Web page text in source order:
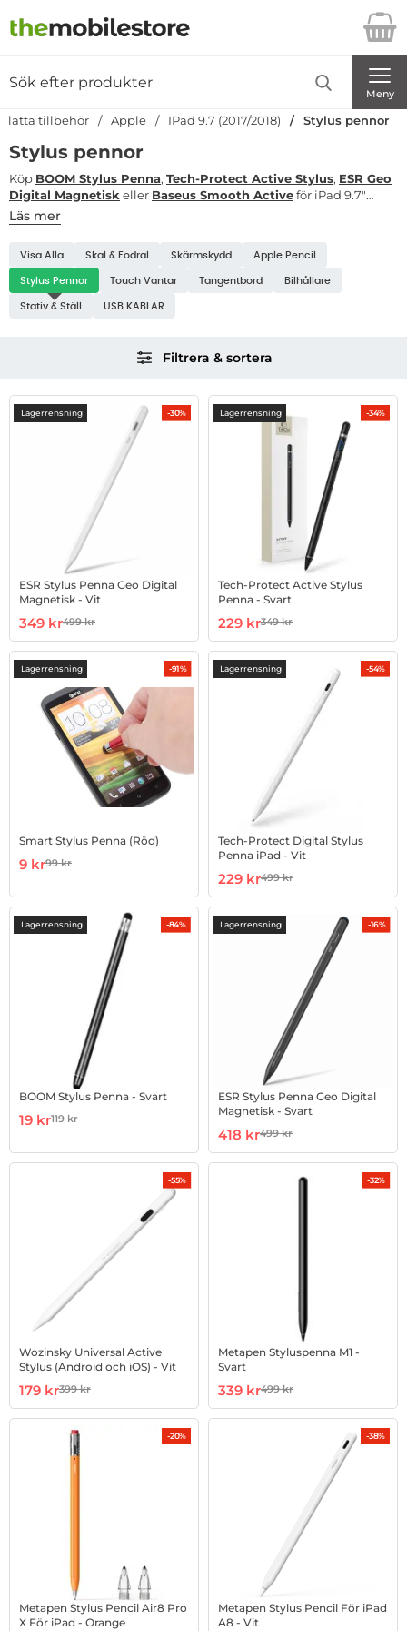
Startsidan för Danira Telecom AB
Meny
tillbehör Apple IPad 9.7 (2017/2018) Stylus pennor
Stylus pennor
Läs mer
Köp BOOM Stylus Penna, Tech-Protect Active Stylus, ESR Geo
Digital Magnetisk eller Baseus Smooth Activeför iPad 9.7"
(2017/2018)
pennor för teckning, anteckningar och precis skärmnavigering.
magnetisk laddning och köp ny mobil till bästa pris mobil.
Underkategorier
Visa Alla
IPad 9.7 (2017/2018)
Skal & Fodral Skärmskydd Apple Pencil
Stylus Pennor Touch Vantar Tangentbord Bilhållare
Stativ & Ställ USB KABLAR
Filtrera & sortera
Filtrera & sortera
produktlista
Lagerrensning -30%
ESR Stylus Penna Geo Digital
Magnetisk - Vit
Art. nr 1002981098
rea pris
349 krtidigare pris
499 kr
Lagerrensning -34%
Tech-Protect Active Stylus
Penna - Svart
Art. nr 1002964172
rea pris
229 krtidigare pris
349 kr
Lagerrensning -91%
Smart Stylus Penna (Röd)
Art. nr 8435
rea pris
9 krtidigare pris
99 kr
Lagerrensning -54%
Tech-Protect Digital Stylus
Penna iPad - Vit
Art. nr 1002842208
rea pris
229 krtidigare pris
499 kr
Lagerrensning -84%
BOOM Stylus Penna - Svart
Art. nr 1002914479
rea pris
19 krtidigare pris
119 kr
Lagerrensning -16%
ESR Stylus Penna Geo Digital
Magnetisk - Svart
Art. nr 1002981101
rea pris
418 krtidigare pris
499 kr
-55%
Wozinsky Universal Active
Stylus (Android och iOS) - Vit
Art. nr 1002986184
rea pris
179 krtidigare pris
399 kr
-32%
Metapen Styluspenna M1 -
Svart
Art. nr 1003256601
rea pris
339 krtidigare pris
499 kr
-20%
Metapen Stylus Pencil Air8 Pro
X För iPad - Orange
-38%
Metapen Stylus Pencil För iPad
A8 - Vit